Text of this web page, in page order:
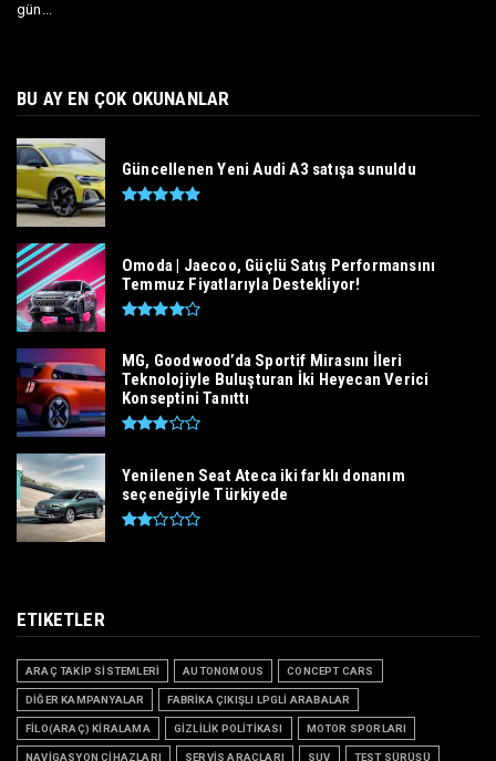
gün...
BU AY EN ÇOK OKUNANLAR
Güncellenen Yeni Audi A3 satışa sunuldu
Omoda | Jaecoo, Güçlü Satış Performansını
Temmuz Fiyatlarıyla Destekliyor!
MG, Goodwood’da Sportif Mirasını İleri
Teknolojiyle Buluşturan İki Heyecan Verici
Konseptini Tanıttı
Yenilenen Seat Ateca iki farklı donanım
seçeneğiyle Türkiyede
ETIKETLER
ARAÇ TAKİP SİSTEMLERİ AUTONOMOUS CONCEPT CARS
DİĞER KAMPANYALAR FABRİKA ÇIKIŞLI LPGLİ ARABALAR
FİLO(ARAÇ) KİRALAMA GİZLİLİK POLİTİKASI MOTOR SPORLARI
NAVİGASYON CİHAZLARI SERVİS ARAÇLARI SUV TEST SÜRÜŞÜ